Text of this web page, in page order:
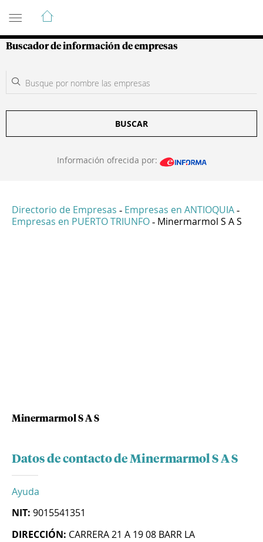
Guía de Empresas Colombianas
Buscador de información de empresas
BUSCAR
Información ofrecida por:
Directorio de Empresas - Empresas en ANTIOQUIA -
Empresas en PUERTO TRIUNFO - Minermarmol S A S
Minermarmol S A S
Datos de contacto de Minermarmol S A S
Ayuda
NIT: 9015541351
DIRECCIÓN: CARRERA 21 A 19 08 BARR LA